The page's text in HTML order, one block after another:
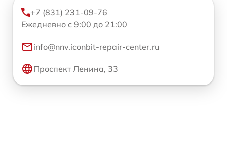
+7 (831) 231-09-76
Ежедневно с 9:00 до 21:00
info@nnv.iconbit-repair-center.ru
Проспект Ленина, 33